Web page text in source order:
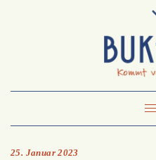
Impressum
25. Januar 2023